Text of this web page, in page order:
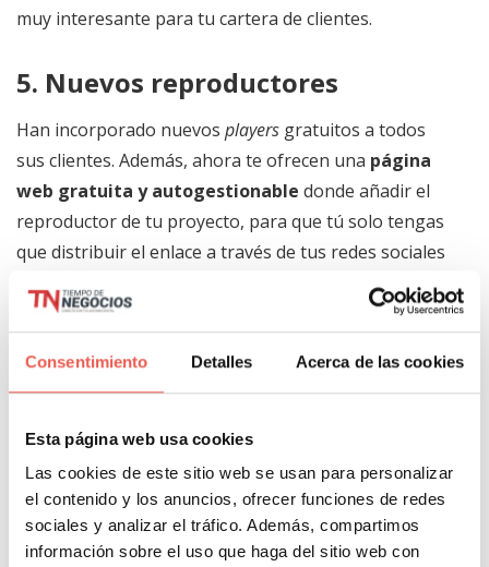
Consentimiento Detalles Acerca de las cookies
Esta página web usa cookies
Las cookies de este sitio web se usan para personalizar
el contenido y los anuncios, ofrecer funciones de redes
sociales y analizar el tráfico. Además, compartimos
información sobre el uso que haga del sitio web con
muy interesante para tu cartera de clientes.
5. Nuevos reproductores
Han incorporado nuevos players gratuitos a todos
sus clientes. Además, ahora te ofrecen una página
web gratuita y autogestionable donde añadir el
reproductor de tu proyecto, para que tú solo tengas
que distribuir el enlace a través de tus redes sociales
u otros medios y ver cómo llegan tus oyentes.
6. Desarrollo de apps
para
emisoras de radio
Si tienes una emisora de radio, te desarrollan
Android
. Fueron los pioneros en el desarrollo
deappsde radio para móviles en el 2008, saben lo
que hacen.